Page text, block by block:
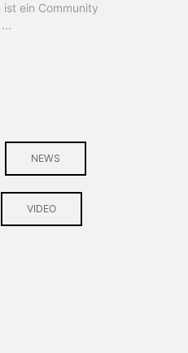
ein Community
NEWS
VIDEO